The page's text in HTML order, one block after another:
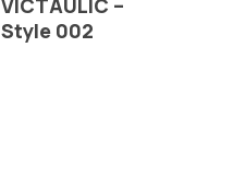
VICTAULIC –
Style 002